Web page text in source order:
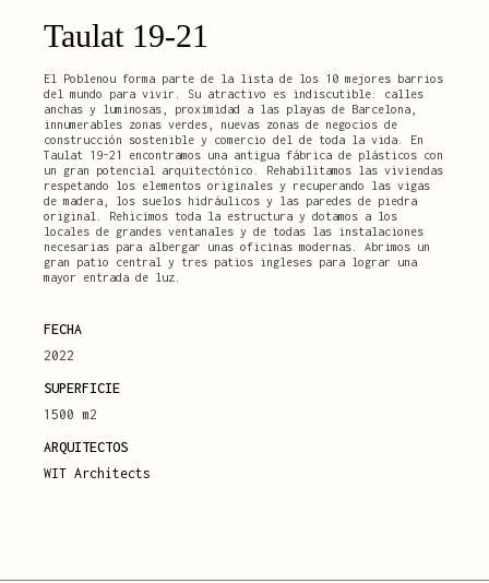
Taulat 19-21
El Poblenou forma parte de la lista de los 10 mejores barrios
del mundo para vivir. Su atractivo es indiscutible: calles
anchas y luminosas, proximidad a las playas de Barcelona,
innumerables zonas verdes, nuevas zonas de negocios de
construcción sostenible y comercio del de toda la vida. En
Taulat 19-21 encontramos una antigua fábrica de plásticos con
un gran potencial arquitectónico. Rehabilitamos las viviendas
respetando los elementos originales y recuperando las vigas
de madera, los suelos hidráulicos y las paredes de piedra
original. Rehicimos toda la estructura y dotamos a los
locales de grandes ventanales y de todas las instalaciones
necesarias para albergar unas oficinas modernas. Abrimos un
gran patio central y tres patios ingleses para lograr una
mayor entrada de luz.
FECHA
2022
SUPERFICIE
1500 m2
ARQUITECTOS
WIT Architects